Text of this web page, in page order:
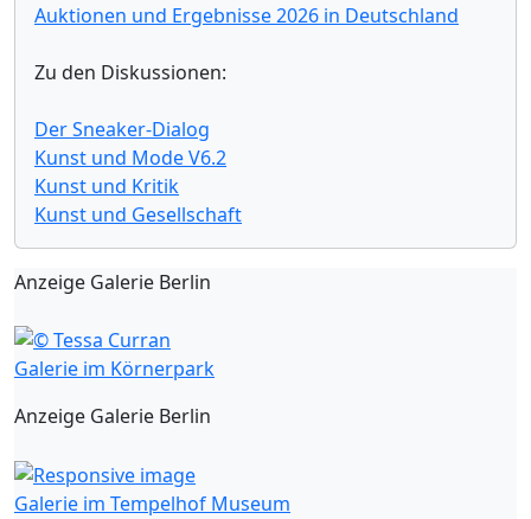
Auktionen und Ergebnisse 2026 in Deutschland
Zu den Diskussionen:
Der Sneaker-Dialog
Kunst und Mode V6.2
Kunst und Kritik
Kunst und Gesellschaft
Anzeige Galerie Berlin
Galerie im Körnerpark
Anzeige Galerie Berlin
Galerie im Tempelhof Museum